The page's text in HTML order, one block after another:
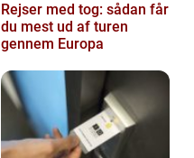
Rejser med tog: sådan får
du mest ud af turen
gennem Europa